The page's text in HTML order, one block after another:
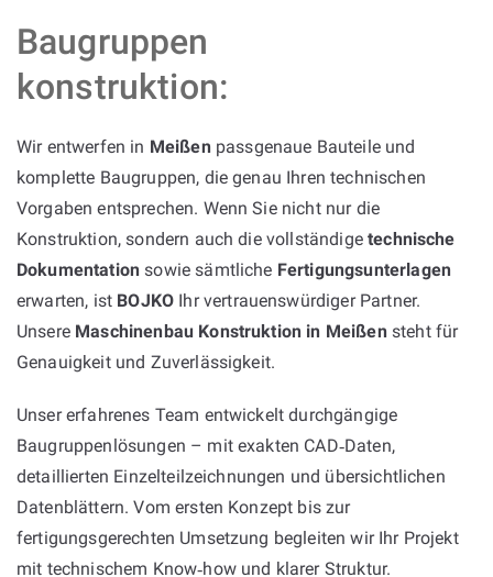
Baugruppen
konstruktion:
Wir entwerfen in Meißenpassgenaue Bauteile und
komplette Baugruppen, die genau Ihren technischen
Vorgaben entsprechen. Wenn Sie nicht nur die
Konstruktion, sondern auch die vollständigetechnische
Dokumentation sowie sämtliche Fertigungsunterlagen
erwarten, ist BOJKO Ihr vertrauenswürdiger Partner.
Unsere Maschinenbau Konstruktion in Meißensteht für
Genauigkeit und Zuverlässigkeit.
Unser erfahrenes Team entwickelt durchgängige
Baugruppenlösungen – mit exakten CAD‑Daten,
detaillierten Einzelteilzeichnungen und übersichtlichen
Datenblättern. Vom ersten Konzept bis zur
fertigungsgerechten Umsetzung begleiten wir Ihr Projekt
mit technischem Know‑how und klarer Struktur.